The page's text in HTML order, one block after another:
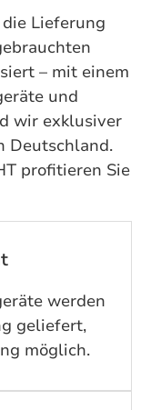
Lieferung
– mit einem
und
wir exklusiver
Deutschland.
profitieren Sie
werden
geliefert,
möglich.